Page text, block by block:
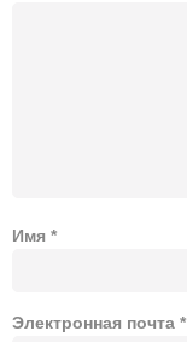
Имя *
Электронная почта *